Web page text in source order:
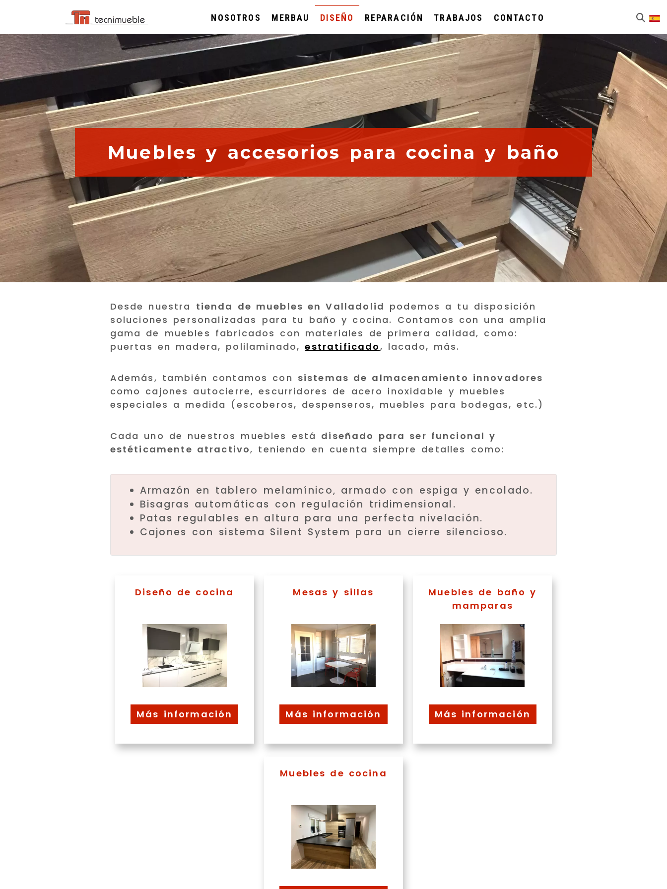
NOSOTROS MERBAU DISEÑO REPARACIÓN TRABAJOS CONTACTO
Muebles y accesorios para cocina y baño
Desde nuestra tienda de muebles en Valladolid podemos a tu disposición
soluciones personalizadas para tu baño y cocina. Contamos con una amplia
gama de muebles fabricados con materiales de primera calidad, como:
puertas en madera, polilaminado,estratificado, lacado, más.
Además, también contamos con sistemas de almacenamiento innovadores
como cajones autocierre, escurridores de acero inoxidable y muebles
especiales a medida (escoberos, despenseros, muebles para bodegas, etc.)
Cada uno de nuestros muebles está diseñado para ser funcional y
estéticamente atractivo, teniendo en cuenta siempre detalles como:
Armazón en tablero melamínico, armado con espiga y encolado.
Bisagras automáticas con regulación tridimensional.
Patas regulables en altura para una perfecta nivelación.
Cajones con sistema Silent System para un cierre silencioso.
Diseño de cocina
Más información
Mesas y sillas
Más información
Muebles de baño y
mamparas
Más información
Muebles de cocina